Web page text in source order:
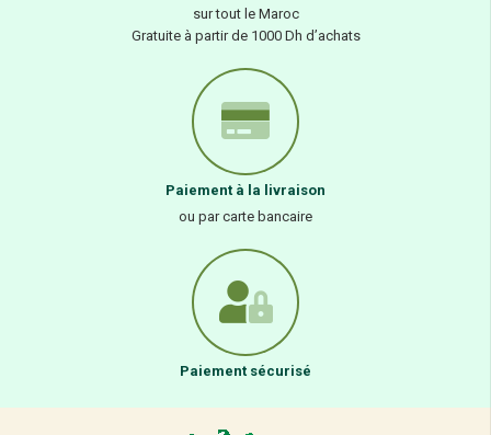
sur tout le Maroc
Gratuite à partir de 1000 Dh d’achats
Paiement à la livraison
ou par carte bancaire
Paiement sécurisé